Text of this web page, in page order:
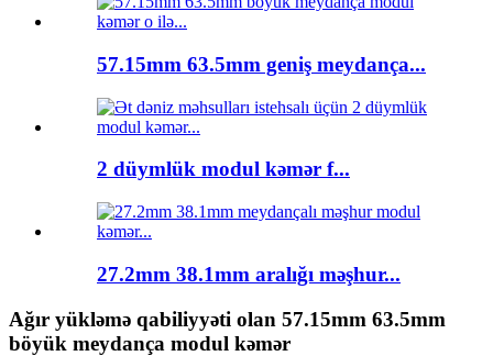
57.15mm 63.5mm geniş meydança...
2 düymlük modul kəmər f...
27.2mm 38.1mm aralığı məşhur...
Ağır yükləmə qabiliyyəti olan 57.15mm 63.5mm
böyük meydança modul kəmər